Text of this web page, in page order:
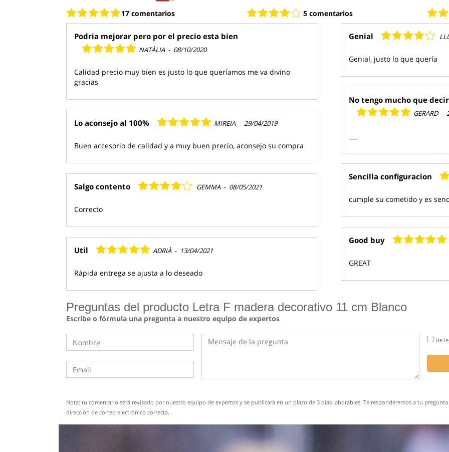
17 comentarios 5 comentarios
Podria mejorar pero por el precio esta bien
NATÀLIA - 08/10/2020
Calidad precio muy bien es justo lo que queríamos me va divino
gracias
Lo aconsejo al 100% MIREIA - 29/04/2019
Buen accesorio de calidad y a muy buen precio, aconsejo su compra
Salgo contento GEMMA - 08/05/2021
Correcto
Util ADRIÀ - 13/04/2021
Rápida entrega se ajusta a lo deseado
Genial
Genial, justo lo que quería
No tengo mucho que
GERARD -
Sencilla configuracion
cumple su cometido y es
Good buy
GREAT
Preguntas del producto Letra F madera decorativo 11 cm Blanco
Escribe o fórmula una pregunta a nuestro equipo de expertos
He
Nota: tu comentario será revisado por nuestro equipo de expertos y se publicará en un plazo de 3 días laborables. Te responderemos a tu
dirección de correo electrónico correcta.